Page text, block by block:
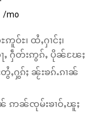
/mo
ဝ်ႊ၊ ထႆႇႁၢင်ႈ၊
ႇ ႁဵတ်းဢွၵ်ႇ ပိုၼ်ၽႄႈ
ႇႁွၵ်ႈ ၼႂ်းၶၵ်ႉၵၢၼ်
ၼ် ဢၼ်ၸုမ်းၶၢဝ်ႇၽူႈ